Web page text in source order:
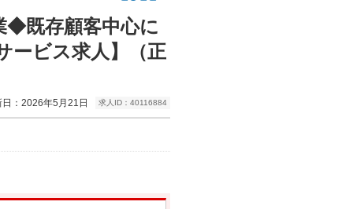
◆既存顧客中心に
ービス求人】（正
：2026年5月21日 求人ID：40116884